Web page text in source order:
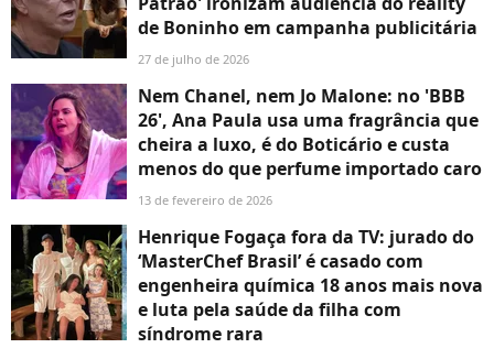
de Boninho em campanha publicitária
27 de julho de 2026
Nem Chanel, nem Jo Malone: no 'BBB
26', Ana Paula usa uma fragrância que
cheira a luxo, é do Boticário e custa
menos do que perfume importado caro
13 de fevereiro de 2026
Henrique Fogaça fora da TV: jurado do
‘MasterChef Brasil’ é casado com
engenheira química 18 anos mais nova
e luta pela saúde da filha com
síndrome rara